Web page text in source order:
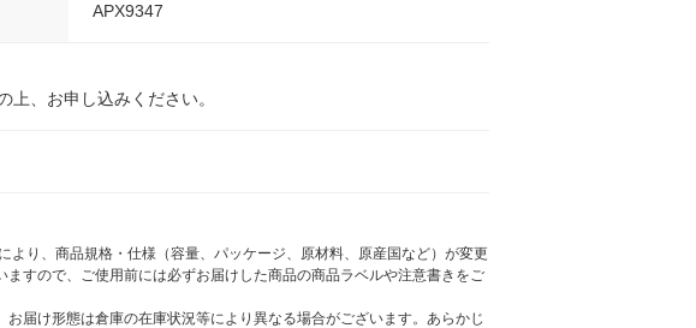
APX9347
、お申し込みください。
り、商品規格・仕様（容量、パッケージ、原材料、原産国など）が変更
すので、ご使用前には必ずお届けした商品の商品ラベルや注意書きをご
届け形態は倉庫の在庫状況等により異なる場合がございます。あらかじ